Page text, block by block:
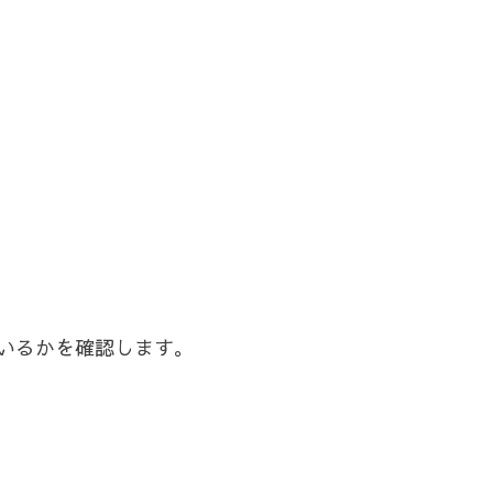
かを確認します。